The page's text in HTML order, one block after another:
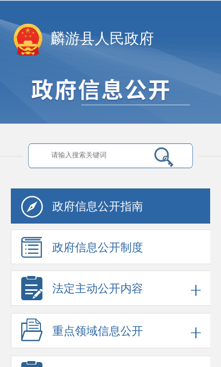
麟游县人民政府
政府信息公开指南
政府信息公开制度
法定主动公开内容
重点领域信息公开